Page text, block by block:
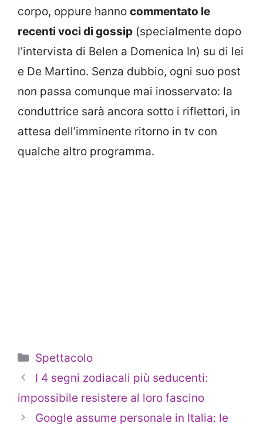
corpo, oppure hanno commentato le
recenti voci di gossip (specialmente dopo
l’intervista di Belen a Domenica In) su di lei
e De Martino. Senza dubbio, ogni suo post
non passa comunque mai inosservato: la
conduttrice sarà ancora sotto i riflettori, in
attesa dell’imminente ritorno in tv con
qualche altro programma.
Categorie
Spettacolo
I 4 segni zodiacali più seducenti:
impossibile resistere al loro fascino
Google assume personale in Italia: le